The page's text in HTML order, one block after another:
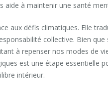
aide à maintenir une santé
aux défis climatiques. Elle
collective. Bien
à repenser nos modes de
est une étape essentielle
intérieur.